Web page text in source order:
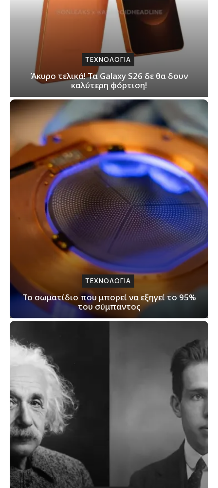
ΤΕΧΝΟΛΟΓΙΑ
Άκυρο τελικά! Τα Galaxy S26 δε θα δουν
καλύτερη φόρτιση!
ΤΕΧΝΟΛΟΓΙΑ
Το σωματίδιο που μπορεί να εξηγεί το 95%
του σύμπαντος